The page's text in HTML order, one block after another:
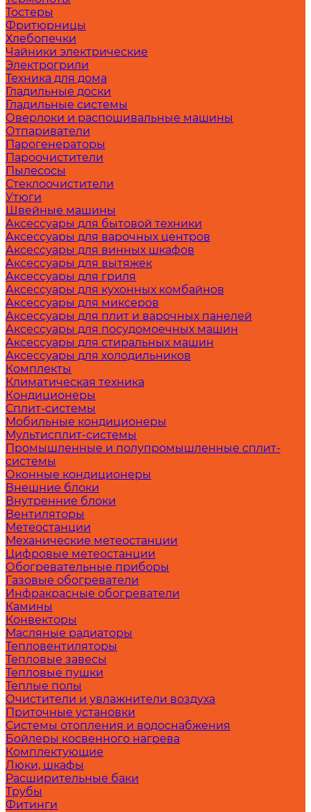
Тостеры
Фритюрницы
Хлебопечки
Чайники электрические
Электрогрили
Техника для дома
Гладильные доски
Гладильные системы
Оверлоки и распошивальные машины
Отпариватели
Парогенераторы
Пароочистители
Пылесосы
Стеклоочистители
Утюги
Швейные машины
Аксессуары для бытовой техники
Аксессуары для варочных центров
Аксессуары для винных шкафов
Аксессуары для вытяжек
Аксессуары для гриля
Аксессуары для кухонных комбайнов
Аксессуары для миксеров
Аксессуары для плит и варочных панелей
Аксессуары для посудомоечных машин
Аксессуары для стиральных машин
Аксессуары для холодильников
Комплекты
Климатическая техника
Кондиционеры
Сплит-системы
Мобильные кондиционеры
Мультисплит-системы
Промышленные и полупромышленные сплит-
системы
Оконные кондиционеры
Внешние блоки
Внутренние блоки
Вентиляторы
Метеостанции
Механические метеостанции
Цифровые метеостанции
Обогревательные приборы
Газовые обогреватели
Инфракрасные обогреватели
Камины
Конвекторы
Масляные радиаторы
Тепловентиляторы
Тепловые завесы
Тепловые пушки
Теплые полы
Очистители и увлажнители воздуха
Приточные установки
Системы отопления и водоснабжения
Бойлеры косвенного нагрева
Комплектующие
Люки, шкафы
Расширительные баки
Трубы
Фитинги